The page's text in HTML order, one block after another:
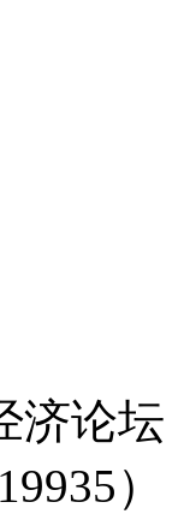
济论
）